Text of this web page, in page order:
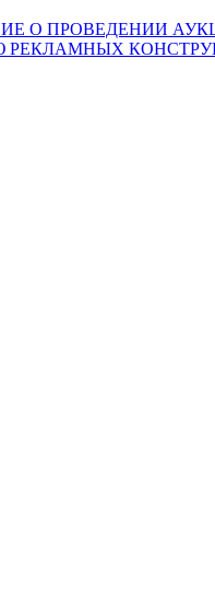
О ПРОВЕДЕНИИ
РЕКЛАМНЫХ